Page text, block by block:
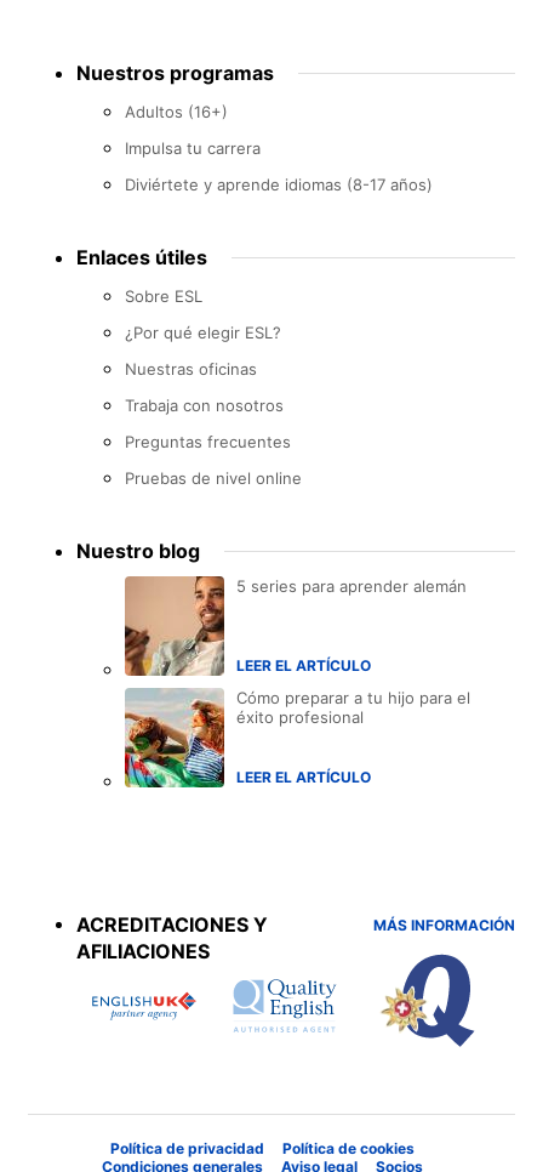
menu Nuestros programas
Adultos (16+)
Impulsa tu carrera
Diviértete y aprende idiomas (8-17 años)
Enlaces útiles
Sobre ESL
¿Por qué elegir ESL?
Nuestras oficinas
Trabaja con nosotros
Preguntas frecuentes
Pruebas de nivel online
Nuestro blog
5 series para aprender alemán
LEER EL ARTÍCULO
Cómo preparar a tu hijo para el
éxito profesional
LEER EL ARTÍCULO
ACREDITACIONES Y
AFILIACIONES
MÁS INFORMACIÓN
Política de privacidad
Política de cookies
Condiciones generales
Aviso legal Socios